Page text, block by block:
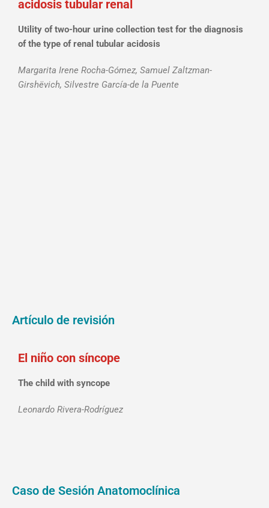
acidosis tubular renal
Utility of two-hour urine collection test for the diagnosis
of the type of renal tubular acidosis
Margarita Irene Rocha-Gómez, Samuel Zaltzman-
Girshëvich, Silvestre García-de la Puente
Artículo de revisión
El niño con síncope
The child with syncope
Leonardo Rivera-Rodríguez
Caso de Sesión Anatomoclínica